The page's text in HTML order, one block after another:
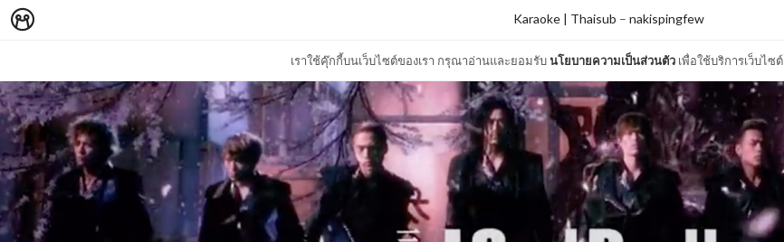
เราใช้คุ๊กกี้บนเว็บไซต์ของเรา กรุณาอ่านและยอมรับนโยบายความเป็นส่วนตัว เพื่อใช้บริการเว็บไซต์
Karaoke | Thaisub – nakispingfew